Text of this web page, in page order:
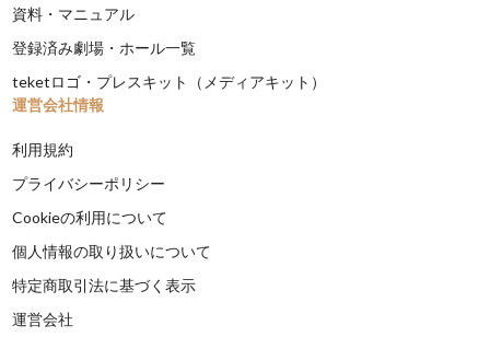
資料・マニュアル
登録済み劇場・ホール一覧
teketロゴ・プレスキット（メディアキット）
運営会社情報
利用規約
プライバシーポリシー
Cookieの利用について
個人情報の取り扱いについて
特定商取引法に基づく表示
運営会社